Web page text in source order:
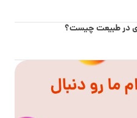
در طبیعت چیست؟